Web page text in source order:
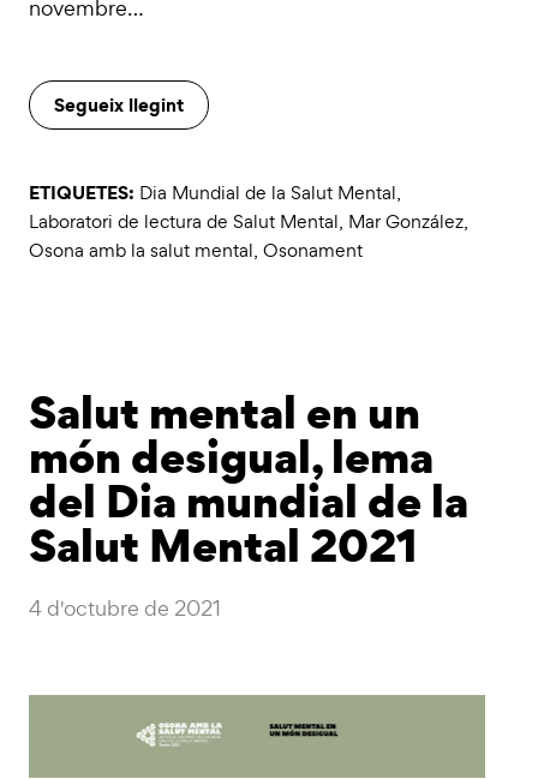
novembre…
Segueix llegint
ETIQUETES: Dia Mundial de la Salut Mental,
Laboratori de lectura de Salut Mental, Mar González,
Osona amb la salut mental, Osonament
Salut mental en un
món desigual, lema
del Dia mundial de la
Salut Mental 2021
4 d'octubre de 2021